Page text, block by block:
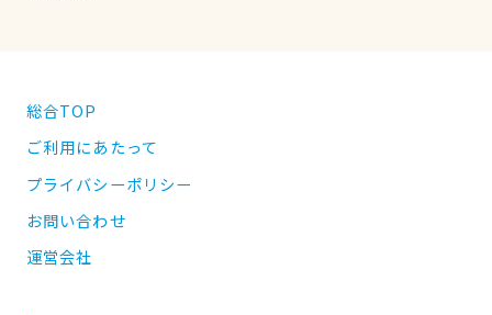
総合TOP
ご利用にあたって
プライバシーポリシー
お問い合わせ
運営会社